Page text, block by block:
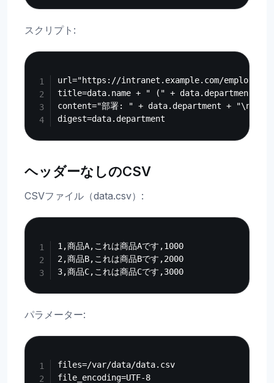
スクリプト:
url="https://intranet.example.com/employee/"
title=data.name + " (" + data.department +
content="部署: " + data.department + "\n役
ヘッダーなしのCSV
CSVファイル（data.csv）:
1,商品A,これは商品Aです,1000
2,商品B,これは商品Bです,2000
パラメーター:
files=/var/data/data.csv
file_encoding=UTF-8